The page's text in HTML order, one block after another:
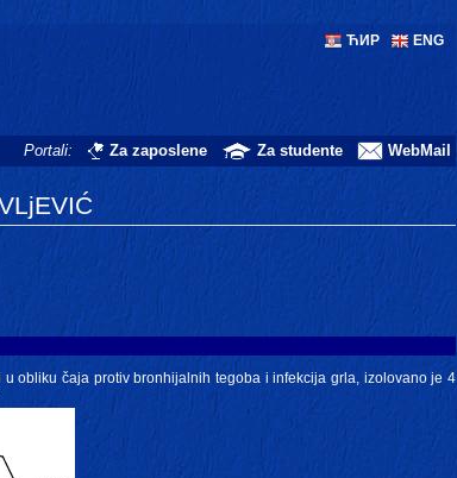
ЋИР ENG
Portali: Za zaposlene Za studente WebMail
obliku čaja protiv bronhijalnih tegoba i infekcija grla, izolovano je 4